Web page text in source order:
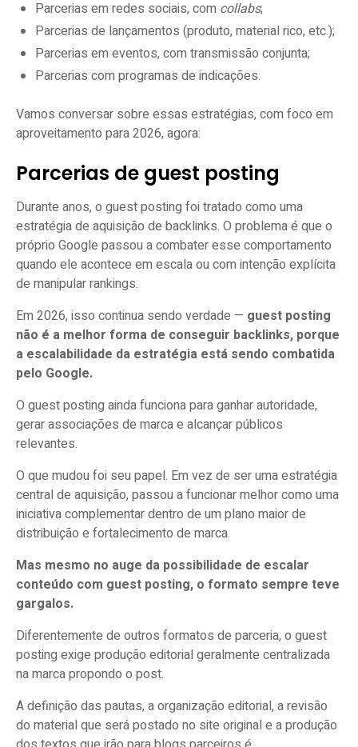
Parcerias em redes sociais, com collabs;
Parcerias de lançamentos (produto, material rico, etc.);
Parcerias em eventos, com transmissão conjunta;
Parcerias com programas de indicações.
Vamos conversar sobre essas estratégias, com foco em
aproveitamento para 2026, agora:
Parcerias de guest posting
Durante anos, o guest posting foi tratado como uma
estratégia de aquisição de backlinks. O problema é que o
próprio Google passou a combater esse comportamento
quando ele acontece em escala ou com intenção explícita
de manipular rankings.
Em 2026, isso continua sendo verdade — guest posting
não é a melhor forma de conseguir backlinks, porque
a escalabilidade da estratégia está sendo combatida
pelo Google.
O guest posting ainda funciona para ganhar autoridade,
gerar associações de marca e alcançar públicos
relevantes.
O que mudou foi seu papel. Em vez de ser uma estratégia
central de aquisição, passou a funcionar melhor como uma
iniciativa complementar dentro de um plano maior de
distribuição e fortalecimento de marca.
Mas mesmo no auge da possibilidade de escalar
conteúdo com guest posting, o formato sempre teve
gargalos.
Diferentemente de outros formatos de parceria, o guest
posting exige produção editorial geralmente centralizada
na marca propondo o post.
A definição das pautas, a organização editorial, a revisão
do material que será postado no site original e a produção